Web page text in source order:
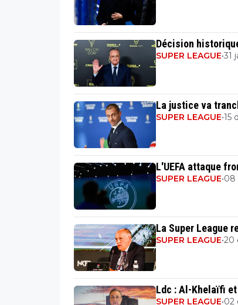
Décision
SUPER LEAGUE•31
La justice va
SUPER LEAGUE•15
L'UEFA attaque
SUPER LEAGUE•08
La Super League
SUPER LEAGUE•20
Ldc : Al-Khelaïfi
SUPER LEAGUE•02